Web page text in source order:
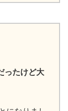
ったけど大